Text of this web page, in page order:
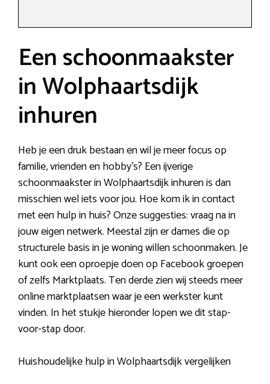
Een schoonmaakster
in Wolphaartsdijk
inhuren
Heb je een druk bestaan en wil je meer focus op
familie, vrienden en hobby’s? Een ijverige
schoonmaakster in Wolphaartsdijk inhuren is dan
misschien wel iets voor jou. Hoe kom ik in contact
met een hulp in huis? Onze suggesties: vraag na in
jouw eigen netwerk. Meestal zijn er dames die op
structurele basis in je woning willen schoonmaken. Je
kunt ook een oproepje doen op Facebook groepen
of zelfs Marktplaats. Ten derde zien wij steeds meer
online marktplaatsen waar je een werkster kunt
vinden. In het stukje hieronder lopen we dit stap-
voor-stap door.
Huishoudelijke hulp in Wolphaartsdijk vergelijken